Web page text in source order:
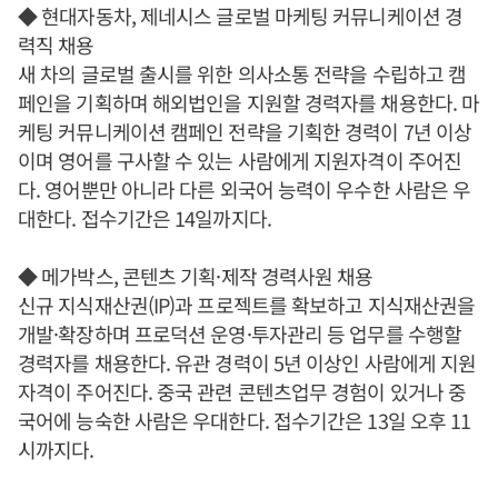
◆ 현대자동차, 제네시스 글로벌 마케팅 커뮤니케이션 경
력직 채용
새 차의 글로벌 출시를 위한 의사소통 전략을 수립하고 캠
페인을 기획하며 해외법인을 지원할 경력자를 채용한다. 마
케팅 커뮤니케이션 캠페인 전략을 기획한 경력이 7년 이상
이며 영어를 구사할 수 있는 사람에게 지원자격이 주어진
다. 영어뿐만 아니라 다른 외국어 능력이 우수한 사람은 우
대한다. 접수기간은 14일까지다.
◆ 메가박스, 콘텐츠 기획·제작 경력사원 채용
신규 지식재산권(IP)과 프로젝트를 확보하고 지식재산권을
개발·확장하며 프로덕션 운영·투자관리 등 업무를 수행할
경력자를 채용한다. 유관 경력이 5년 이상인 사람에게 지원
자격이 주어진다. 중국 관련 콘텐츠업무 경험이 있거나 중
국어에 능숙한 사람은 우대한다. 접수기간은 13일 오후 11
시까지다.